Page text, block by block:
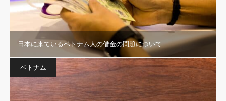
日本に来ているベトナム人の借金の問題について
ベトナム